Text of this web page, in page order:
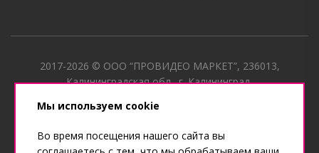
2017-2026 © ООО “ПРОВИДЕО МАРКЕТ”, 236013,
Калининградская обл., г. Калининград,
1173926024920
Мы используем cookie
Во время посещения нашего сайта вы